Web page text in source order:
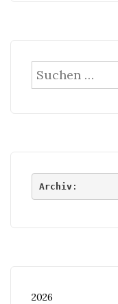
Suchen
nach:
Archiv:
2026